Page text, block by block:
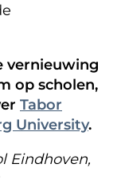
vernieuwing
op scholen,
Tabor
University.
Eindhoven,